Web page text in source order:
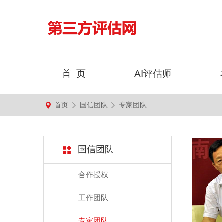
首 页 AI评估师
首页 国信团队 专家团队
国信团队
合作授权
工作团队
专家团队